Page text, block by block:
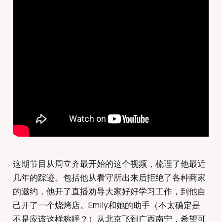
这期节目从周立齐最开始的这个视频，梳理了他最近
几年的踪迹。包括他从看守所出来后拒绝了各种商家
的邀约，他开了直播劝导大家好好学习工作，到他自
己开了一个烧烤店。Emily和她的助手（不太确定是
不是应该这样称呼？）从北京飞到广西南宁，希望可